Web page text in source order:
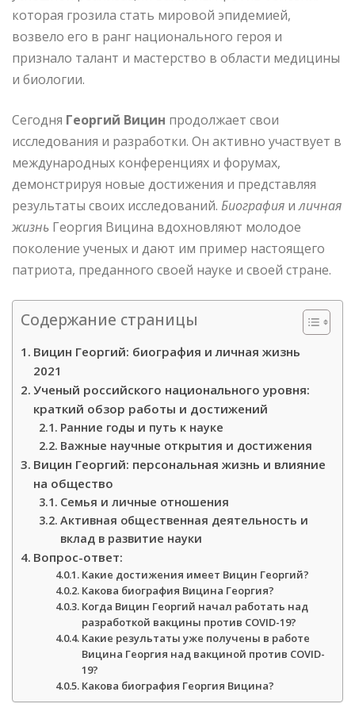
которая грозила стать мировой эпидемией,
возвело его в ранг национального героя и
признало талант и мастерство в области медицины
и биологии.
Сегодня Георгий Вицин продолжает свои
исследования и разработки. Он активно участвует в
международных конференциях и форумах,
демонстрируя новые достижения и представляя
результаты своих исследований. Биография иличная
жизнь Георгия Вицина вдохновляют молодое
поколение ученых и дают им пример настоящего
патриота, преданного своей науке и своей стране.
Содержание страницы
Вицин Георгий: биография и личная жизнь
2021
Ученый российского национального уровня:
краткий обзор работы и достижений
Ранние годы и путь к науке
Важные научные открытия и достижения
Вицин Георгий: персональная жизнь и влияние
на общество
Семья и личные отношения
Активная общественная деятельность и
вклад в развитие науки
Вопрос-ответ:
Какие достижения имеет Вицин Георгий?
Какова биография Вицина Георгия?
Когда Вицин Георгий начал работать над
разработкой вакцины против COVID-19?
Какие результаты уже получены в работе
Вицина Георгия над вакциной против COVID-
19?
Какова биография Георгия Вицина?